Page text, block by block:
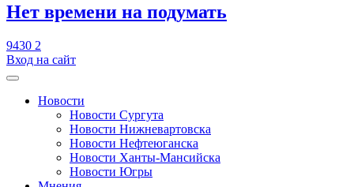
​Нет времени на подумать
9430 2
Вход на сайт
Новости
Новости Сургута
Новости Нижневартовска
Новости Нефтеюганска
Новости Ханты-Мансийска
Новости Югры